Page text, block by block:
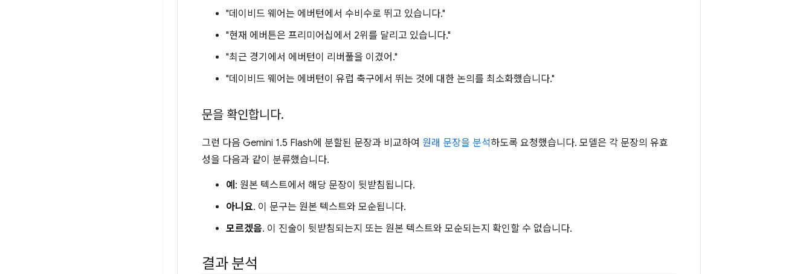
"데이비드 웨어는 에버턴에서 수비수로 뛰고 있습니다."
"현재 에버튼은 프리미어십에서 2위를 달리고 있습니다."
"최근 경기에서 에버턴이 리버풀을 이겼어."
"데이비드 웨어는 에버턴이 유럽 축구에서 뛰는 것에 대한 논의를 최소화했습니다."
문을 확인합니다.
그런 다음 Gemini 1.5 Flash에 분할된 문장과 비교하여 원래 문장을 분석하도록 요청했습니다. 모델은 각 문장의 유효
성을 다음과 같이 분류했습니다.
예 : 원본 텍스트에서 해당 문장이 뒷받침됩니다.
아니요. 이 문구는 원본 텍스트와 모순됩니다.
모르겠음. 이 진술이 뒷받침되는지 또는 원본 텍스트와 모순되는지 확인할 수 없습니다.
결과 분석